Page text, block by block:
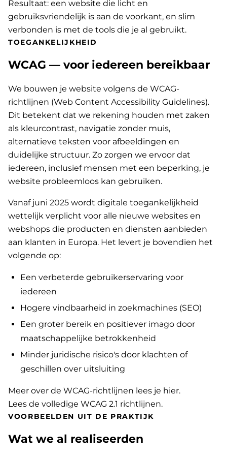
Resultaat: een website die licht en
gebruiksvriendelijk is aan de voorkant, en slim
verbonden is met de tools die je al gebruikt.
TOEGANKELIJKHEID
WCAG — voor iedereen bereikbaar
We bouwen je website volgens de WCAG-
richtlijnen (Web Content Accessibility Guidelines).
Dit betekent dat we rekening houden met zaken
als kleurcontrast, navigatie zonder muis,
alternatieve teksten voor afbeeldingen en
duidelijke structuur. Zo zorgen we ervoor dat
iedereen, inclusief mensen met een beperking, je
website probleemloos kan gebruiken.
Vanaf juni 2025 wordt digitale toegankelijkheid
wettelijk verplicht voor alle nieuwe websites en
webshops die producten en diensten aanbieden
aan klanten in Europa. Het levert je bovendien het
volgende op:
Een verbeterde gebruikerservaring voor
iedereen
Hogere vindbaarheid in zoekmachines (SEO)
Een groter bereik en positiever imago door
maatschappelijke betrokkenheid
Minder juridische risico's door klachten of
geschillen over uitsluiting
Meer over de WCAG-richtlijnen lees je hier.
Lees de volledige WCAG 2.1 richtlijnen.
VOORBEELDEN UIT DE PRAKTIJK
Wat we al realiseerden